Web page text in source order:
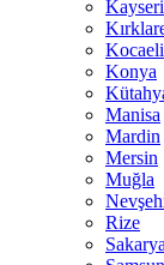
Kayseri
Kocaeli
Konya
Manisa
Mardin
Mersin
Muğla
Rize
Sakarya